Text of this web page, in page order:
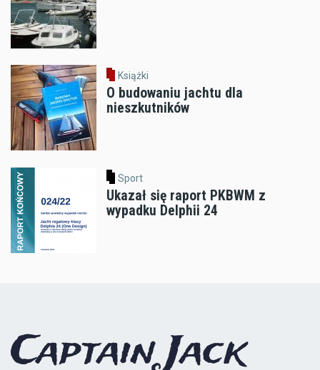
Książki
O budowaniu jachtu dla
nieszkutników
Sport
Ukazał się raport PKBWM z
wypadku Delphii 24